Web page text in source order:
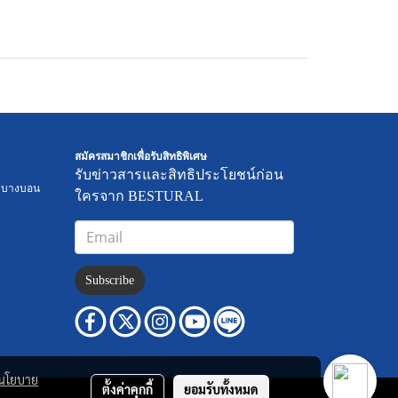
บางบอน
สมัครสมาชิกเพื่อรับสิทธิพิเศษ
รับข่าวสารและสิทธิประโยชน์ก่อน
ใครจาก BESTURAL
Subscribe
โยบาย
ตั้งค่าคุกกี้ ยอมรับทั้งหมด